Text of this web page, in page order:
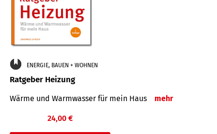
ENERGIE, BAUEN + WOHNEN
Ratgeber Heizung
Wärme und Warmwasser für mein Haus mehr
24,00 €